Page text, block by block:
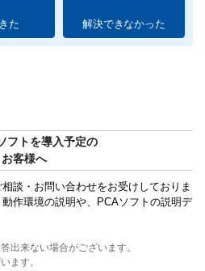
た 解決できなかった
フトを導入予定の
お客様へ
談・お問い合わせをお受けしておりま
作環境の説明や、PCAソフトの説明デ
出来ない場合がございます。
ます。